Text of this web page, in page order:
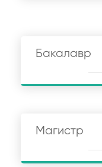
Бакалавр
Магистр